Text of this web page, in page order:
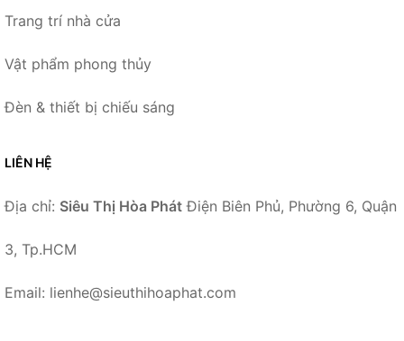
Trang trí nhà cửa
Vật phẩm phong thủy
Đèn & thiết bị chiếu sáng
LIÊN HỆ
Địa chỉ: Siêu Thị Hòa Phát Điện Biên Phủ, Phường 6, Quận
3, Tp.HCM
Email: lienhe@sieuthihoaphat.com